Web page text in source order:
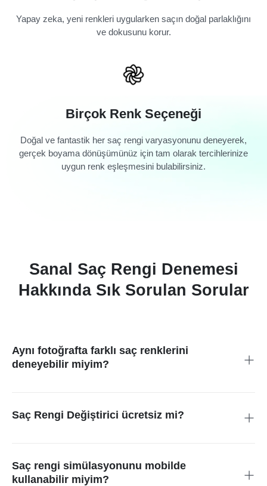
Yapay zeka, yeni renkleri uygularken saçın doğal parlaklığını
ve dokusunu korur.
Birçok Renk Seçeneği
Doğal ve fantastik her saç rengi varyasyonunu deneyerek,
gerçek boyama dönüşümünüz için tam olarak tercihlerinize
uygun renk eşleşmesini bulabilirsiniz.
Sanal Saç Rengi Denemesi
Hakkında Sık Sorulan Sorular
Aynı fotoğrafta farklı saç renklerini
deneyebilir miyim?
keşfedebilirsiniz.
Saç Rengi Değiştirici ücretsiz mi?
Saç rengi simülasyonunu mobilde
kullanabilir miyim?